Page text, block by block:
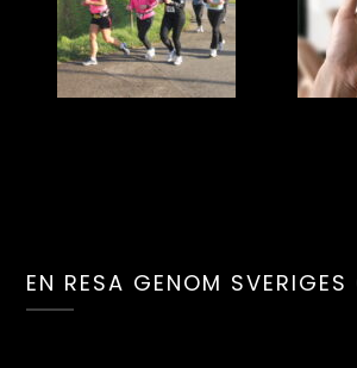
EN RESA GENOM